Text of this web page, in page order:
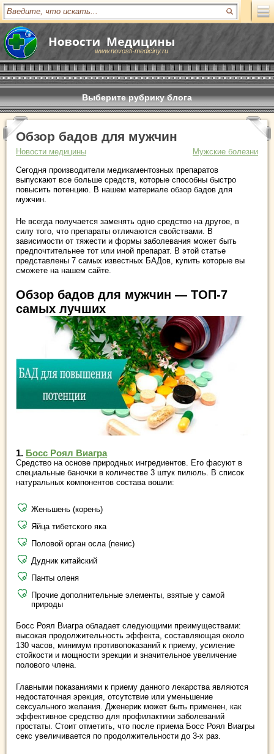
www.novosti-mediciny.ru
Выберите рубрику блога
Обзор бадов для мужчин
Новости медицины
Мужские болезни
Сегодня производители медикаментозных препаратов
выпускают все больше средств, которые способны быстро
повысить потенцию. В нашем материале обзор бадов для
мужчин.
Не всегда получается заменять одно средство на другое, в
силу того, что препараты отличаются свойствами. В
зависимости от тяжести и формы заболевания может быть
предпочтительнее тот или иной препарат. В этой статье
представлены 7 самых известных БАДов, купить которые вы
сможете на нашем сайте.
Обзор бадов для мужчин — ТОП-7
самых лучших
1. Босс Роял Виагра
Средство на основе природных ингредиентов. Его фасуют в
специальные баночки в количестве 3 штук пилюль. В список
натуральных компонентов состава вошли:
Женьшень (корень)
Яйца тибетского яка
Половой орган осла (пенис)
Дудник китайский
Панты оленя
Прочие дополнительные элементы, взятые у самой
природы
Босс Роял Виагра обладает следующими преимуществами:
высокая продолжительность эффекта, составляющая около
130 часов, минимум противопоказаний к приему, усиление
стойкости и мощности эрекции и значительное увеличение
полового члена.
Главными показаниями к приему данного лекарства являются
недостаточная эрекция, отсутствие или уменьшение
сексуального желания. Дженерик может быть применен, как
эффективное средство для профилактики заболеваний
простаты. Стоит отметить, что после приема Босс Роял Виагры
секс увеличивается по продолжительности до 3-х раз.